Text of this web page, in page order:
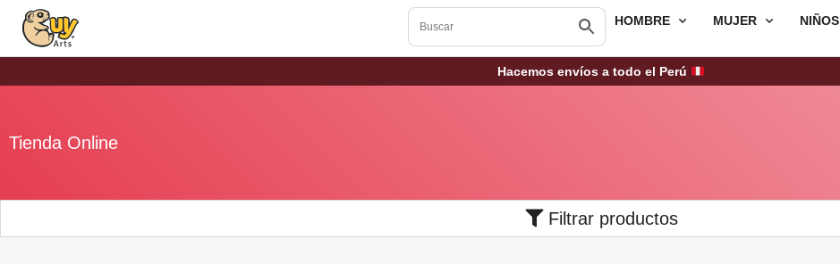
HOMBRE MUJER NIÑOS
Hacemos envíos a todo el Perú
Tienda Online
Filtrar productos